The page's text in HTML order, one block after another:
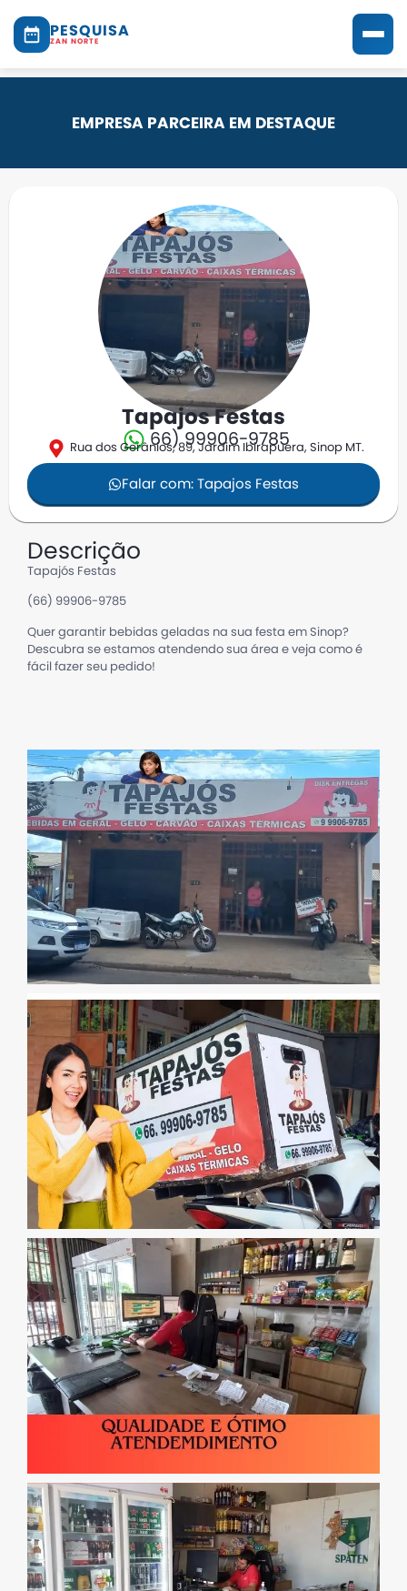
PESQUISA
ZAN NORTE
EMPRESA PARCEIRA EM DESTAQUE
Tapajos Festas
66) 99906-9785
Rua dos Gerânios, 89, Jardim Ibirapuera, Sinop MT.
Falar com: Tapajos Festas
Descrição
Tapajós Festas
(66) 99906-9785
Quer garantir bebidas geladas na sua festa em Sinop?
Descubra se estamos atendendo sua área e veja como é
fácil fazer seu pedido!